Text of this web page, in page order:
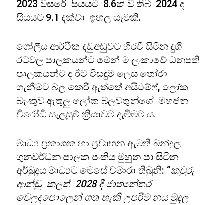
2023 වසරේ සියයට 8.6ක් ව තිබී 2024 ද
සියයට 9.1 දක්වා ඉහල යෑමකි.
ගෝලීය ආර්ථික දඩුඅඬුවට හිරවී සිටින දුගී
රටවල පාලකයන්ට මෙන් ම ලංකාවේ ධනපති
පාලකයන්ට ද ඊට විසදුම ලෙස තෝරා
ගැනීමට බල කෙරී ඇත්තේ අයිඑම්ෆ්, ලෝක
බැංකුව ඇතුලු ලෝක බලවතුන්ගේ මහජන
විරෝධී සැලසුම් ක්‍රියාවට දැමීමට ය.
මාධ්‍ය ප්‍රකාශක හා ප්‍රවාහන ඇමති බන්දුල
ගුනවර්ධන පාලක පංතිය මුහුන පා සිටින
අර්බුදය මාධ්‍යට මෙසේ වමාරා තිබුනි: “කවුරු
ආන්ඩු කලත් 2028 දී ජාත්‍යන්තර
වෙලදපොලෙන් ගත හැකි උපරිම නය මුදල